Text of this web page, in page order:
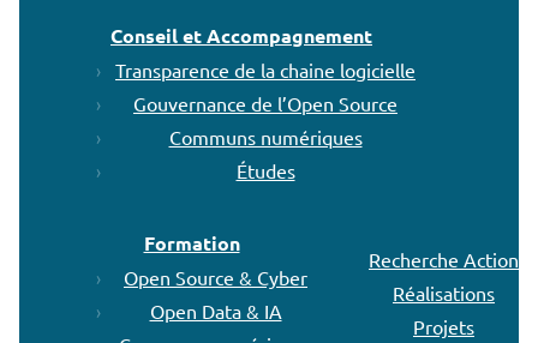
Conseil et Accompagnement
Transparence de la chaine logicielle
Gouvernance de l’Open Source
Communs numériques
Études
Formation
Open Source & Cyber
Open Data & IA
Recherche Action
Réalisations
Projets